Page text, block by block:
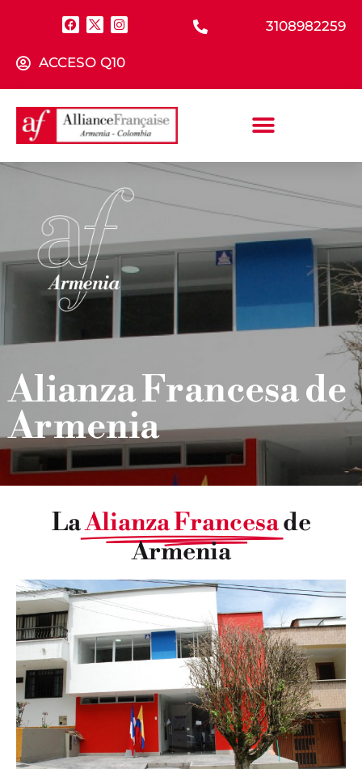
3108982259
ACCESO Q10
Alianza Francesa de
Armenia
LaAlianza Francesade
Armenia